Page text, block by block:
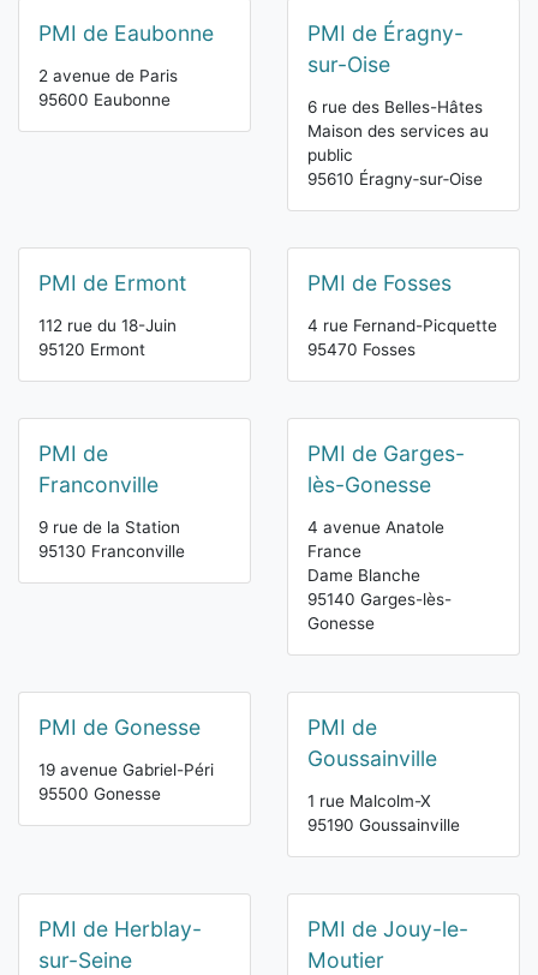
PMI de Eaubonne
2 avenue de Paris
95600 Eaubonne
PMI de Éragny-
sur-Oise
6 rue des Belles-Hâtes
Maison des services au
public
95610 Éragny‑sur‑Oise
PMI de Ermont
112 rue du 18-Juin
95120 Ermont
PMI de Fosses
4 rue Fernand-Picquette
95470 Fosses
PMI de
Franconville
9 rue de la Station
95130 Franconville
PMI de Garges-
lès-Gonesse
4 avenue Anatole
France
Dame Blanche
95140 Garges-lès-
Gonesse
PMI de Gonesse
19 avenue Gabriel-Péri
95500 Gonesse
PMI de
Goussainville
1 rue Malcolm-X
95190 Goussainville
PMI de Herblay-
sur-Seine
PMI de Jouy-le-
Moutier